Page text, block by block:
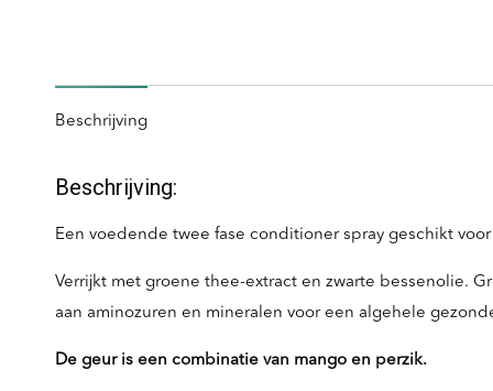
Beschrijving
Beschrijving:
Een voedende twee fase conditioner spray geschikt
Verrijkt met groene thee-extract en zwarte bessenolie.
aan aminozuren en mineralen voor een algehele
De geur is een combinatie van mango en perzik.